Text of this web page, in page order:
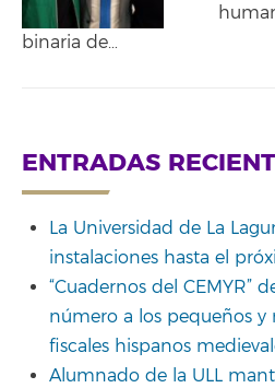
binaria de…
ENTRADAS
La Universidad de La
instalaciones hasta el
“Cuadernos del CEMYR”
número a los pequeños y
fiscales hispanos
Alumnado de la ULL